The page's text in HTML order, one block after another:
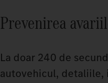
Prevenirea
La doar 240 de
autovehicul, detaliile,